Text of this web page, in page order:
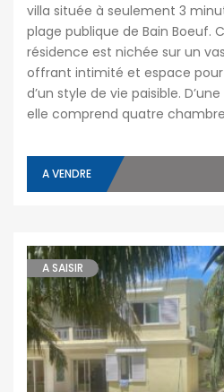
villa située à seulement 3
plage publique de Bain Boeuf.
résidence est nichée sur un
offrant intimité et espace
d’un style de vie paisible.
elle comprend quatre
A VENDRE
A SAISIR